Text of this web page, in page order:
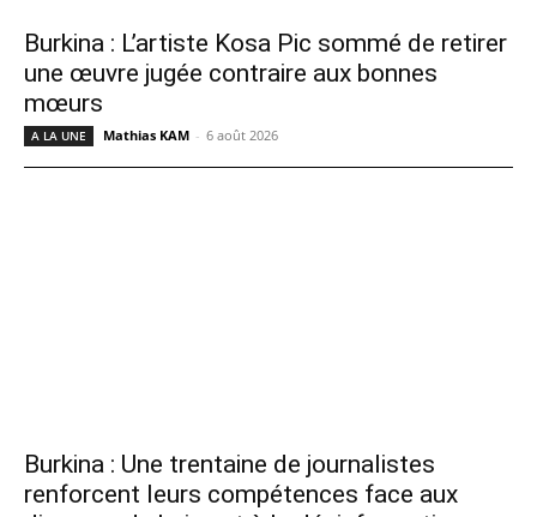
Burkina : L’artiste Kosa Pic sommé de retirer
une œuvre jugée contraire aux bonnes
mœurs
A LA UNE Mathias KAM - 6 août 2026
Burkina : Une trentaine de journalistes
renforcent leurs compétences face aux